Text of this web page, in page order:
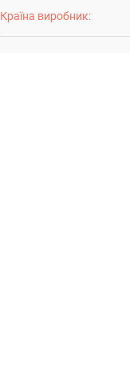
Країна виробник: